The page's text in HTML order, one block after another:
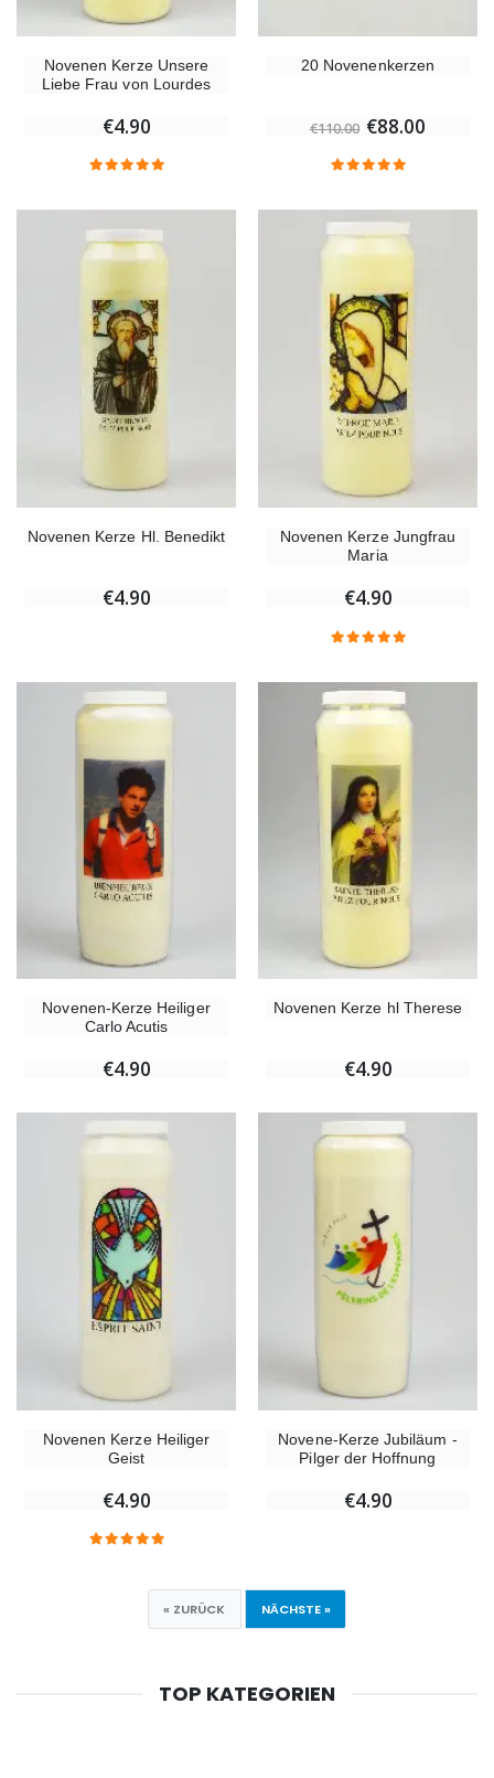
Novenen Kerze Unsere
Liebe Frau von Lourdes
€4.90
20 Novenenkerzen
€110.00 €88.00
Novenen Kerze Hl. Benedikt
€4.90
Novenen Kerze Jungfrau
Maria
€4.90
Novenen-Kerze Heiliger
Carlo Acutis
€4.90
Novenen Kerze hl Therese
€4.90
Novenen Kerze Heiliger
Geist
€4.90
Novene-Kerze Jubiläum -
Pilger der Hoffnung
€4.90
« ZURÜCK NÄCHSTE »
TOP KATEGORIEN